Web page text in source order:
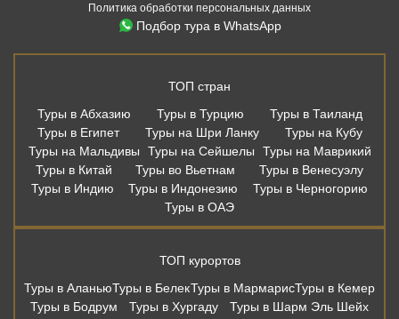
Политика обработки персональных данных
Подбор тура в WhatsApp
ТОП стран
Туры в Абхазию
Туры в Турцию
Туры в Таиланд
Туры в Египет
Туры на Шри Ланку
Туры на Кубу
Туры на Мальдивы
Туры на Сейшелы
Туры на Маврикий
Туры в Китай
Туры во Вьетнам
Туры в Венесуэлу
Туры в Индию
Туры в Индонезию
Туры в Черногорию
Туры в ОАЭ
ТОП курортов
Туры в АланьюТуры в БелекТуры в МармарисТуры в Кемер
Туры в Бодрум
Туры в Хургаду
Туры в Шарм Эль Шейх